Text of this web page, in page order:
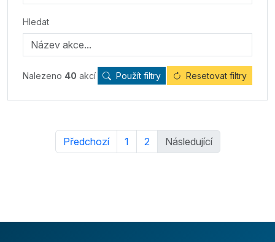
Hledat
Nalezeno 40 akcí Použít filtry Resetovat filtry
Předchozí 1 2 Následující